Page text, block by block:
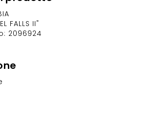
FALLS II"
2096924